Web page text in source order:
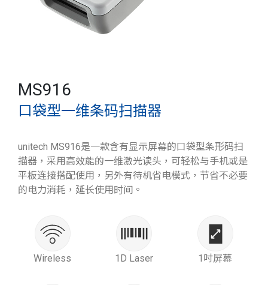
MS916
口袋型一维条码扫描器
unitech MS916是一款含有显示屏幕的口袋型条形码扫
描器，采用高效能的一维激光读头，可轻松与手机或是
平板连接搭配使用，另外有待机省电模式，节省不必要
的电力消耗，延长使用时间。
Wireless 1D Laser 1吋屏幕